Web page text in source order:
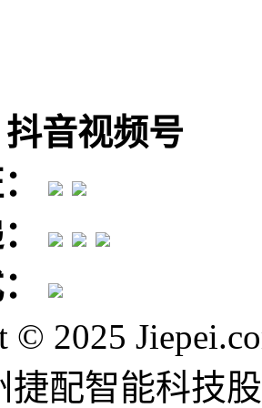
抖音视频号
© 2025
捷配智能科技